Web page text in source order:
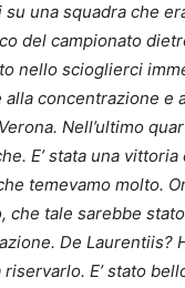
una squadra che
del campionato
nello scioglierci
concentrazione e
Nell’ultimo
E’ stata una
temevamo molto.
tale sarebbe
De Laurentiis?
E’ stato